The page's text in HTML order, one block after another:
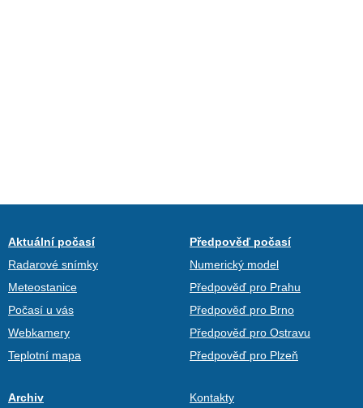
Aktuální počasí
Radarové snímky
Meteostanice
Počasí u vás
Webkamery
Teplotní mapa
Předpověď počasí
Numerický model
Předpověď pro Prahu
Předpověď pro Brno
Předpověď pro Ostravu
Předpověď pro Plzeň
Archiv
Kontakty